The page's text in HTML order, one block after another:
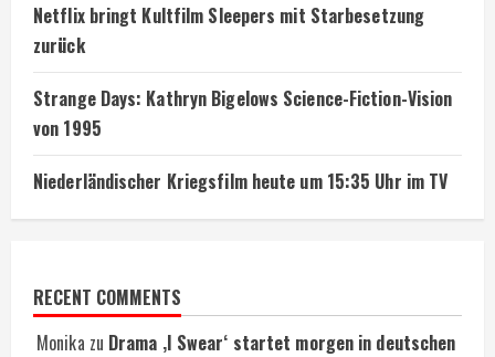
Netflix bringt Kultfilm Sleepers mit Starbesetzung
zurück
Strange Days: Kathryn Bigelows Science-Fiction-Vision
von 1995
Niederländischer Kriegsfilm heute um 15:35 Uhr im TV
RECENT COMMENTS
Monika zu Drama ‚I Swear‘ startet morgen in deutschen